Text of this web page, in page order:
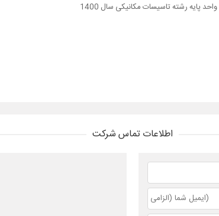
پایه رشته تاسیسات مکانیکی سال 1400
اطلاعات تماس شرکت